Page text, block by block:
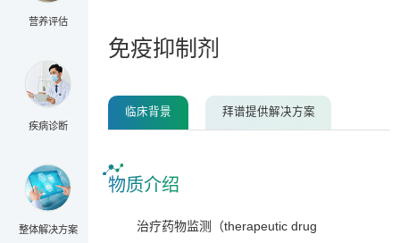
营养评估
疾病诊断
整体解决方案
免疫抑制剂
临床背景 拜谱提供解决方案
物质介绍
治疗药物监测（therapeutic drug